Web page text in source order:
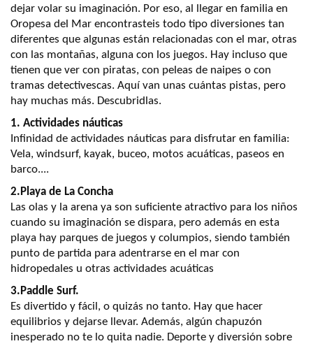
dejar volar su imaginación. Por eso, al llegar en familia en
Oropesa del Mar encontrasteis todo tipo diversiones tan
diferentes que algunas están relacionadas con el mar, otras
con las montañas, alguna con los juegos. Hay incluso que
tienen que ver con piratas, con peleas de naipes o con
tramas detectivescas. Aquí van unas cuántas pistas, pero
hay muchas más. Descubridlas.
1. Actividades náuticas
Infinidad de actividades náuticas para disfrutar en familia:
Vela, windsurf, kayak, buceo, motos acuáticas, paseos en
barco....
2.Playa de La Concha
Las olas y la arena ya son suficiente atractivo para los niños
cuando su imaginación se dispara, pero además en esta
playa hay parques de juegos y columpios, siendo también
punto de partida para adentrarse en el mar con
hidropedales u otras actividades acuáticas
3.Paddle Surf.
Es divertido y fácil, o quizás no tanto. Hay que hacer
equilibrios y dejarse llevar. Además, algún chapuzón
inesperado no te lo quita nadie. Deporte y diversión sobre